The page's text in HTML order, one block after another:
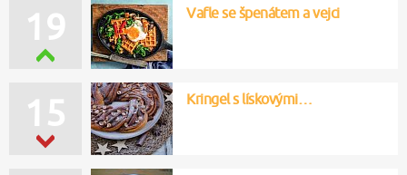
19 Vafle se špenátem a vejci
15 Kringel s lískovými…